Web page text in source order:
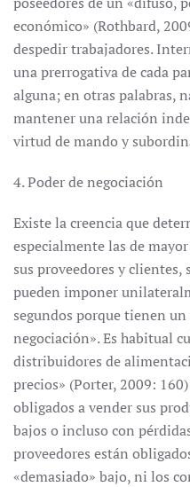
económico» (Rothbard,
despedir trabajadores.
una prerrogativa de cada
alguna; en otras palabras,
mantener una relación
virtud de mando y
4. Poder de negociación
Existe la creencia que
especialmente las de
sus proveedores y
pueden imponer
segundos porque tienen
negociación». Es habitual
distribuidores de
precios» (Porter, 2009:
obligados a vender sus
bajos o incluso con
proveedores están
«demasiado» bajo, ni los